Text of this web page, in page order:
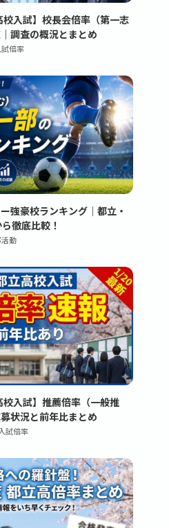
校入試】校長会倍率（第一志
調査の概況とまとめ
試倍率
強豪校ランキング｜都立・
徹底比較！
動
校入試】推薦倍率（一般推
状況と前年比まとめ
入試倍率